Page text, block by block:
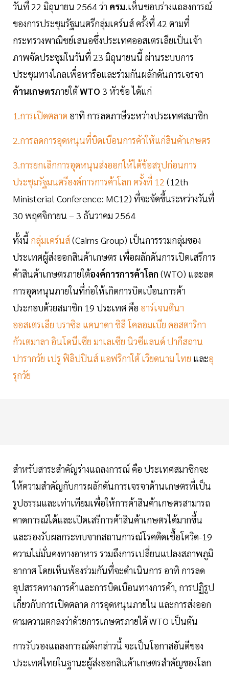
วันที่ 22 มิถุนายน 2564 ว่า ครม.เห็นชอบร่างแถลงการณ์
ของการประชุมรัฐมนตรีกลุ่มเคร์นส์ ครั้งที่ 42 ตามที่
กระทรวงพาณิชย์เสนอซึ่งประเทศออสเตรเลียเป็นเจ้า
ภาพจัดประชุมในวันที่ 23 มิถุนายนนี้ ผ่านระบบการ
ประชุมทางไกลเพื่อหารือและร่วมกันผลักดันการเจรจา
ด้านเกษตรภายใต้WTO 3 หัวข้อ ได้แก่
1.การเปิดตลาด อาทิ การลดภาษีระหว่างประเทศสมาชิก
2.การลดการอุดหนุนที่บิดเบือนการค้าให้แก่สินค้าเกษตร
3.การยกเลิกการอุดหนุนส่งออกให้ได้ข้อสรุปก่อนการ
ประชุมรัฐมนตรีองค์การการค้าโลก ครั้งที่ 12 (12th
Ministerial Conference: MC12) ที่จะจัดขึ้นระหว่างวันที่
30 พฤศจิกายน – 3 ธันวาคม 2564
ทั้งนี้ กลุ่มเคร์นส์(Cairns Group) เป็นการรวมกลุ่มของ
ประเทศผู้ส่งออกสินค้าเกษตร เพื่อผลักดันการเปิดเสรีการ
ค้าสินค้าเกษตรภายใต้องค์การการค้าโลก (WTO) และลด
การอุดหนุนภายในที่ก่อให้เกิดการบิดเบือนการค้า
ประกอบด้วยสมาชิก 19 ประเทศ คือ อาร์เจนตินา
ออสเตรเลีย บราซิล แคนาดา ชิลี โคลอมเบีย คอสตาริกา
กัวเตมาลา อินโดนีเซีย มาเลเซีย นิวซีแลนด์ ปากีสถาน
ปารากวัย เปรู ฟิลิปปินส์ แอฟริกาใต้ เวียดนาม ไทย และอุ
รุกวัย
สำหรับสาระสำคัญร่างแถลงการณ์ คือ ประเทศสมาชิกจะ
ให้ความสำคัญกับการผลักดันการเจรจาด้านเกษตรที่เป็น
รูปธรรมและเท่าเทียมเพื่อให้การค้าสินค้าเกษตรสามารถ
คาดการณ์ได้และเปิดเสรีการค้าสินค้าเกษตรได้มากขึ้น
และรองรับผลกระทบจากสถานการณ์โรคติดเชื้อโควิด-19
ความไม่มั่นคงทางอาหาร รวมถึงการเปลี่ยนแปลงสภาพภูมิ
อากาศ โดยเห็นพ้องร่วมกันที่จะดำเนินการ อาทิ การลด
อุปสรรคทางการค้าและการบิดเบือนทางการค้า, การปฏิรูป
เกี่ยวกับการเปิดตลาด การอุดหนุนภายใน และการส่งออก
ตามความตกลงว่าด้วยการเกษตรภายใต้ WTO เป็นต้น
การรับรองแถลงการณ์ดังกล่าวนี้ จะเป็นโอกาสอันดีของ
ประเทศไทยในฐานะผู้ส่งออกสินค้าเกษตรสำคัญของโลก